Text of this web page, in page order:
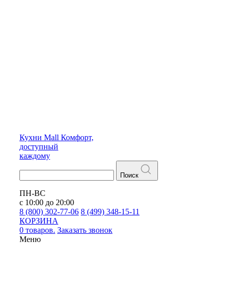
Кухни Mall Комфорт,
доступный
каждому
Поиск
ПН-ВС
с 10:00 до 20:00
8 (800) 302-77-06 8 (499) 348-15-11
КОРЗИНА
0 товаров. Заказать звонок
Меню